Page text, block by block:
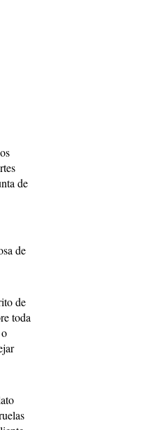
de
de
de
toda